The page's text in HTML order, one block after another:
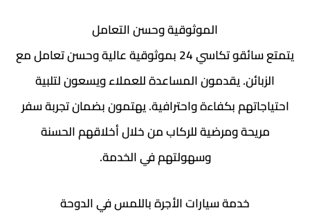
الموثوقية وحسن التعامل
يتمتع سائقو تكاسي 24 بموثوقية عالية وحسن تعامل مع
الزبائن. يقدمون المساعدة للعملاء ويسعون لتلبية
احتياجاتهم بكفاءة واحترافية. يهتمون بضمان تجربة سفر
مريحة ومرضية للركاب من خلال أخلاقهم الحسنة
وسهولتهم في الخدمة.
خدمة سيارات الأجرة باللمس في الدوحة